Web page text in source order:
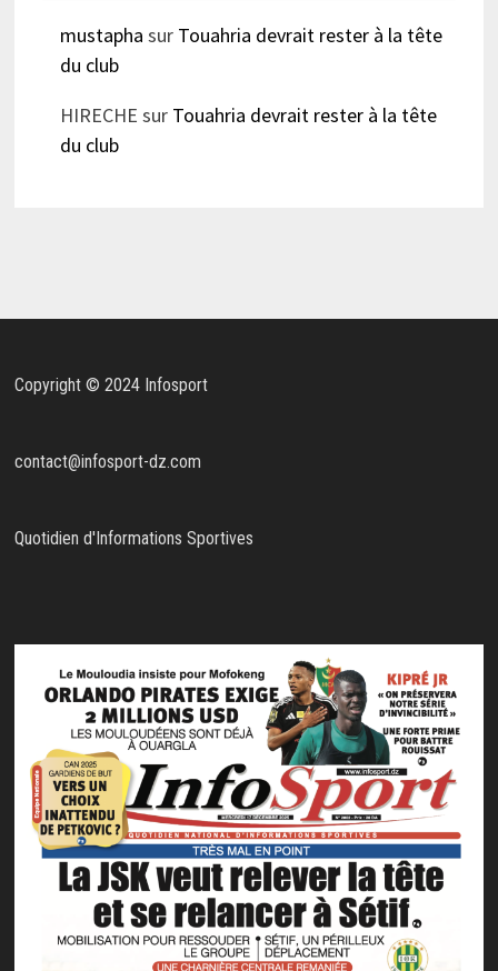
mustapha sur Touahria devrait rester à la tête
du club
HIRECHE sur Touahria devrait rester à la tête
du club
Copyright © 2024 Infosport
contact@infosport-dz.com
Quotidien d'Informations Sportives